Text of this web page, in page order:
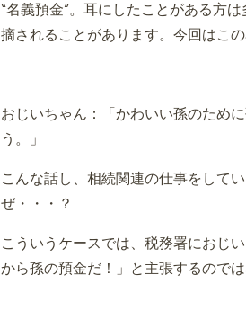
“名義預金”。耳にしたことがある方
摘されることがあります。今回はこ
おじいちゃん：「かわいい孫のため
う。」
こんな話し、相続関連の仕事をして
ぜ・・・？
こういうケースでは、税務署におじ
から孫の預金だ！」と主張するので